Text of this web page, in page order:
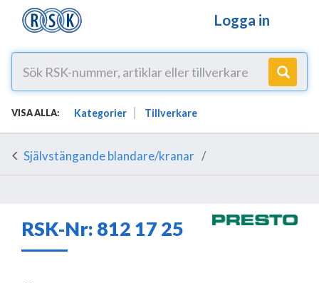
Logga in
VISA ALLA: Kategorier Tillverkare
Självstängande blandare/kranar
RSK-Nr: 812 17 25